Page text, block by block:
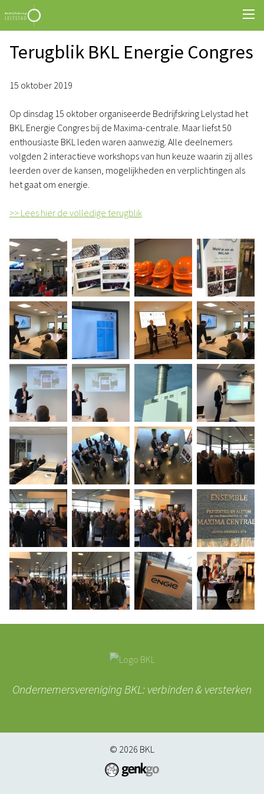
Terugblik BKL Energie Congres
15 oktober 2019
Op dinsdag 15 oktober organiseerde Bedrijfskring Lelystad het
BKL Energie Congres bij de Maxima-centrale. Maar liefst 50
enthousiaste BKL leden waren aanwezig. Alle deelnemers
volgden 2 interactieve workshops van hun keuze waarin zij alles
leerden over de kansen, mogelijkheden en verplichtingen als
het gaat om energie.
>> Lees hier de volledige terugblik
Ondernemersvereniging BKL: verbinden & versterken
© 2026 BKL